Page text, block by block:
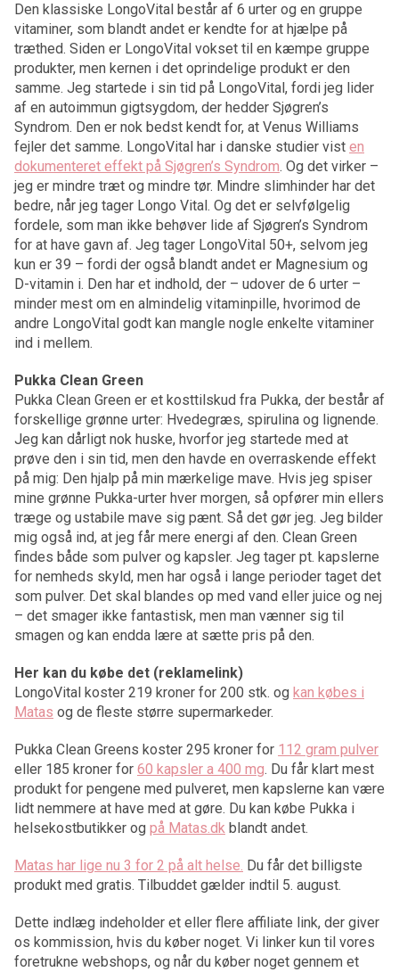
Den klassiske LongoVital består af 6 urter og en gruppe
vitaminer, som blandt andet er kendte for at hjælpe på
træthed. Siden er LongoVital vokset til en kæmpe gruppe
produkter, men kernen i det oprindelige produkt er den
samme. Jeg startede i sin tid på LongoVital, fordi jeg lider
af en autoimmun gigtsygdom, der hedder Sjøgren’s
Syndrom. Den er nok bedst kendt for, at Venus Williams
fejler det samme. LongoVital har i danske studier vist en
dokumenteret effekt på Sjøgren’s Syndrom. Og det virker –
jeg er mindre træt og mindre tør. Mindre slimhinder har det
bedre, når jeg tager Longo Vital. Og det er selvfølgelig
fordele, som man ikke behøver lide af Sjøgren’s Syndrom
for at have gavn af. Jeg tager LongoVital 50+, selvom jeg
kun er 39 – fordi der også blandt andet er Magnesium og
D-vitamin i. Den har et indhold, der – udover de 6 urter –
minder mest om en almindelig vitaminpille, hvorimod de
andre LongoVital godt kan mangle nogle enkelte vitaminer
ind i mellem.
Pukka Clean Green
Pukka Clean Green er et kosttilskud fra Pukka, der består af
forskellige grønne urter: Hvedegræs, spirulina og lignende.
Jeg kan dårligt nok huske, hvorfor jeg startede med at
prøve den i sin tid, men den havde en overraskende effekt
på mig: Den hjalp på min mærkelige mave. Hvis jeg spiser
mine grønne Pukka-urter hver morgen, så opfører min ellers
træge og ustabile mave sig pænt. Så det gør jeg. Jeg bilder
mig også ind, at jeg får mere energi af den. Clean Green
findes både som pulver og kapsler. Jeg tager pt. kapslerne
for nemheds skyld, men har også i lange perioder taget det
som pulver. Det skal blandes op med vand eller juice og nej
– det smager ikke fantastisk, men man vænner sig til
smagen og kan endda lære at sætte pris på den.
Her kan du købe det (reklamelink)
LongoVital koster 219 kroner for 200 stk. og kan købes i
Matas og de fleste større supermarkeder.
Pukka Clean Greens koster 295 kroner for 112 gram pulver
eller 185 kroner for 60 kapsler a 400 mg. Du får klart mest
produkt for pengene med pulveret, men kapslerne kan være
lidt nemmere at have med at gøre. Du kan købe Pukka i
helsekostbutikker og på Matas.dk blandt andet.
Matas har lige nu 3 for 2 på alt helse. Du får det billigste
produkt med gratis. Tilbuddet gælder indtil 5. august.
Dette indlæg indeholder et eller flere affiliate link, der giver
os kommission, hvis du køber noget. Vi linker kun til vores
foretrukne webshops, og når du køber noget gennem et